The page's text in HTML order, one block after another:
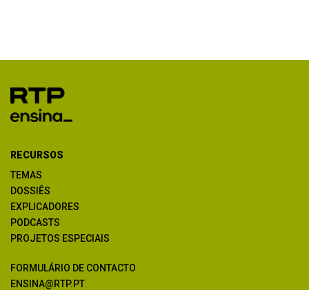
RECURSOS
TEMAS
DOSSIÊS
EXPLICADORES
PODCASTS
PROJETOS ESPECIAIS
FORMULÁRIO DE CONTACTO
ENSINA@RTP.PT